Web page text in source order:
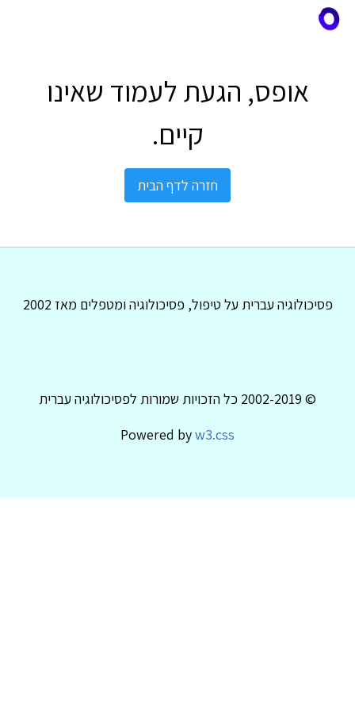
אופס, הגעת לעמוד שאינו
קיים.
חזרה לדף הבית
פסיכולוגיה עברית על טיפול, פסיכולוגיה ומטפלים מאז 2002
© 2002-2019 כל הזכויות שמורות לפסיכולוגיה עברית
Powered byw3.css